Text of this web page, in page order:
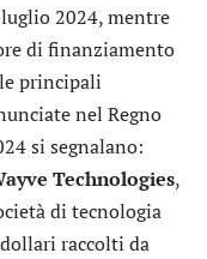
2024, mentre
di finanziamento
principali
nel Regno
si segnalano:
Technologies,
di tecnologia
raccolti da